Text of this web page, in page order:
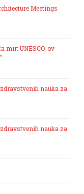
Meetings
mir: UNESCO-ov
nauka za
nauka za